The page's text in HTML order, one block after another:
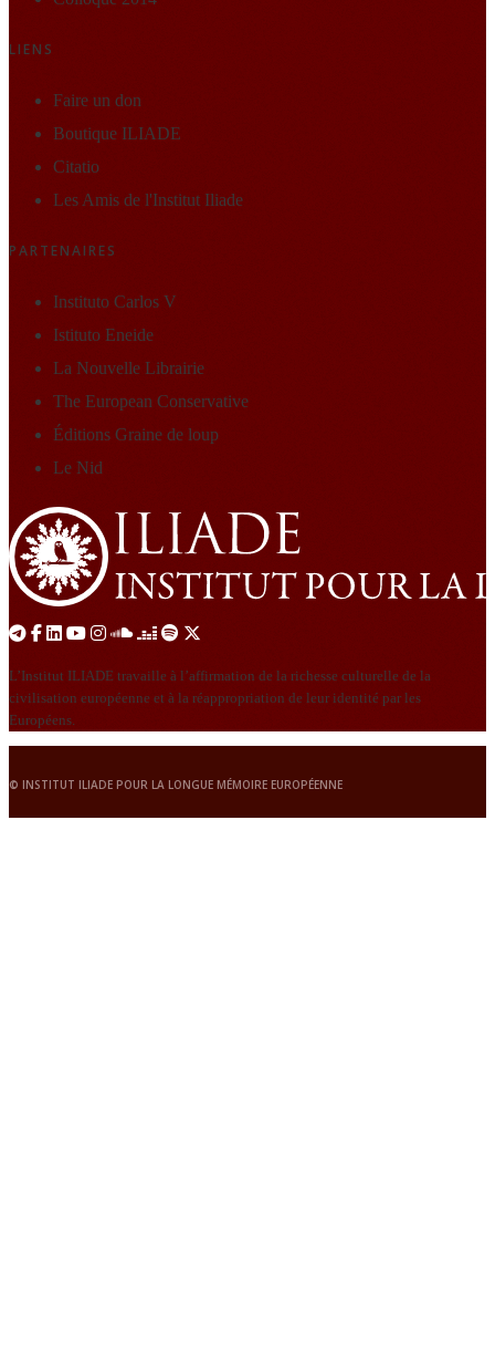
LIENS
Faire un don
Boutique ILIADE
Citatio
Les Amis de l'Institut Iliade
PARTENAIRES
Instituto Carlos V
Istituto Eneide
La Nouvelle Librairie
The European Conservative
Éditions Graine de loup
Le Nid
L’Institut ILIADE travaille à l’affirmation de la richesse culturelle de la
civilisation européenne et à la réappropriation de leur identité par les
Européens.
© INSTITUT ILIADE POUR LA LONGUE MÉMOIRE EUROPÉENNE